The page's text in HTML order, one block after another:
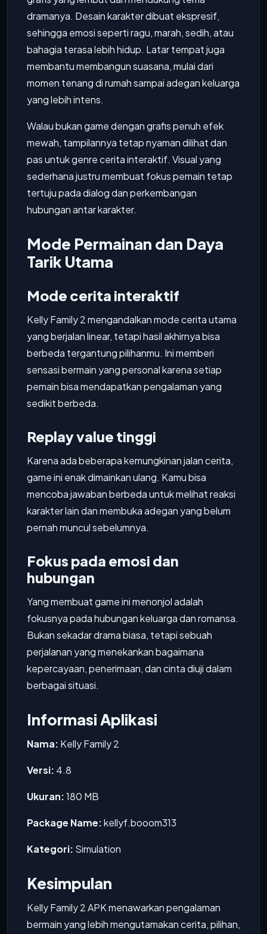
dramanya. Desain karakter dibuat ekspresif,
sehingga emosi seperti ragu, marah, sedih, atau
bahagia terasa lebih hidup. Latar tempat juga
membantu membangun suasana, mulai dari
momen tenang di rumah sampai adegan keluarga
yang lebih intens.
Walau bukan game dengan grafis penuh efek
mewah, tampilannya tetap nyaman dilihat dan
pas untuk genre cerita interaktif. Visual yang
sederhana justru membuat fokus pemain tetap
tertuju pada dialog dan perkembangan
hubungan antar karakter.
Mode Permainan dan Daya
Tarik Utama
Mode cerita interaktif
Kelly Family 2 mengandalkan mode cerita utama
yang berjalan linear, tetapi hasil akhirnya bisa
berbeda tergantung pilihanmu. Ini memberi
sensasi bermain yang personal karena setiap
pemain bisa mendapatkan pengalaman yang
sedikit berbeda.
Replay value tinggi
Karena ada beberapa kemungkinan jalan cerita,
game ini enak dimainkan ulang. Kamu bisa
mencoba jawaban berbeda untuk melihat reaksi
karakter lain dan membuka adegan yang belum
pernah muncul sebelumnya.
Fokus pada emosi dan
hubungan
Yang membuat game ini menonjol adalah
fokusnya pada hubungan keluarga dan romansa.
Bukan sekadar drama biasa, tetapi sebuah
perjalanan yang menekankan bagaimana
kepercayaan, penerimaan, dan cinta diuji dalam
berbagai situasi.
Informasi Aplikasi
Nama: Kelly Family 2
Versi: 4.8
Ukuran:180 MB
Package Name:kellyf.booom313
Kategori: Simulation
Kesimpulan
Kelly Family 2 APK menawarkan pengalaman
bermain yang lebih mengutamakan cerita, pilihan,